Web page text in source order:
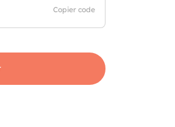
Copier code